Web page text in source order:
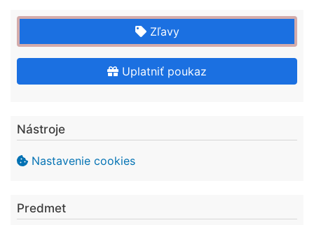
Zľavy
Uplatniť poukaz
Nástroje
Nastavenie cookies
Predmet